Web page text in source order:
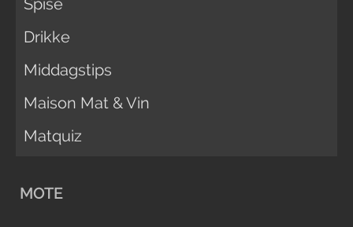
Spise
Drikke
Middagstips
Maison Mat & Vin
Matquiz
MOTE